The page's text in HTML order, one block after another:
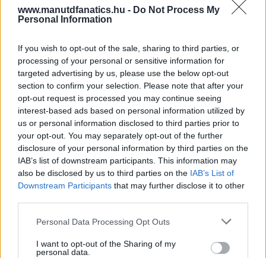
www.manutdfanatics.hu - Do Not Process My
Personal Information
If you wish to opt-out of the sale, sharing to third parties, or
processing of your personal or sensitive information for
targeted advertising by us, please use the below opt-out
section to confirm your selection. Please note that after your
opt-out request is processed you may continue seeing
interest-based ads based on personal information utilized by
us or personal information disclosed to third parties prior to
your opt-out. You may separately opt-out of the further
disclosure of your personal information by third parties on the
IAB’s list of downstream participants. This information may
also be disclosed by us to third parties on the IAB’s List of
Downstream Participants that may further disclose it to other
Please note that this website/app uses one or more Google
not limited to your visit or usage behaviour. You may click to
Personal Data Processing Opt Outs
I want to opt-out of the Sharing of my
personal data.
Meccs Center